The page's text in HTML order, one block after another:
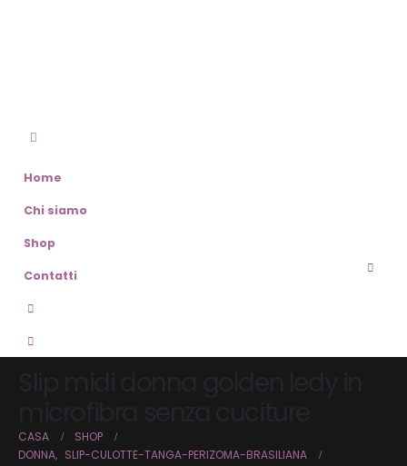
Home
Chi siamo
Shop
Contatti
CASA
SHOP
DONNA, SLIP-CULOTTE-TANGA-PERIZOMA-BRASILIANA